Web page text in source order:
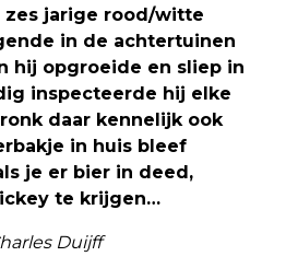
zes jarige rood/witte
in de achtertuinen
hij opgroeide en sliep in
inspecteerde hij elke
daar kennelijk ook
in huis bleef
je er bier in deed,
te krijgen…
Duijff